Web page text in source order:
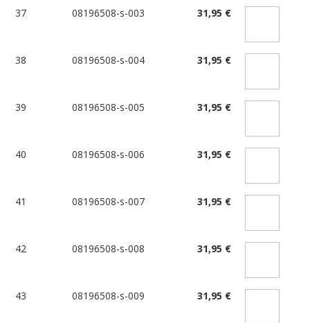
37 08196508-s-003 31,95 €
38 08196508-s-004 31,95 €
39 08196508-s-005 31,95 €
40 08196508-s-006 31,95 €
41 08196508-s-007 31,95 €
42 08196508-s-008 31,95 €
43 08196508-s-009 31,95 €